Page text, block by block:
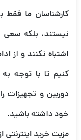
کارشناسان ما فقط
نیستند، بلکه سعی
اشتباه نکنند و از
کنیم تا با توجه
دوربین و تجهیزات
خود داشته باشید.
مزیت خرید اینترنتی